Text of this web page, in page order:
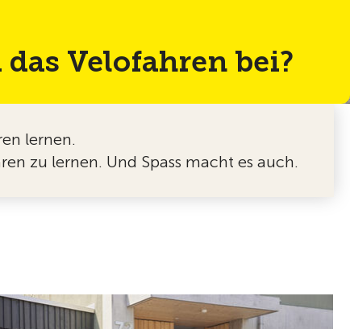
Velofahren bei?
lernen.
zu lernen. Und Spass macht es auch.